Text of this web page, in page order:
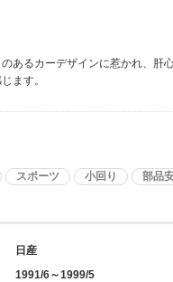
あるカーデザインに惹かれ、肝
ます。
スポーツ 小回り 部品
日産
1991/6～1999/5